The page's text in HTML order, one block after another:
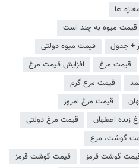
ها
قیمت میوه به چند است
+ جدول
قیمت میوه دولتی
قیمت مرغ
افزایش قیمت مرغ
قیمت مرغ گرم
قیمت مرغ امروز
زنده اصفهان
قیمت مرغ دولتی
گوشت، مرغ
گوشت قرمز
قیمت گوشت قرمز